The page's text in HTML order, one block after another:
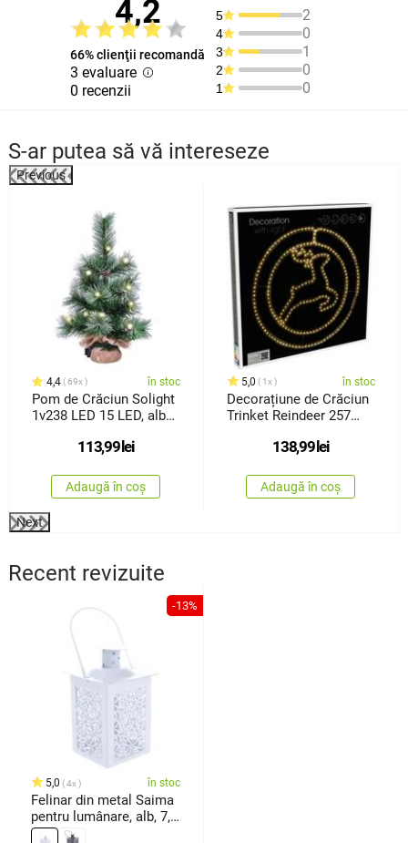
4,2
66% clienţii recomandă
3 evaluare
0 recenzii
5 2
4 0
3 1
2 0
1 0
S-ar putea să vă intereseze
Previous
4,4 69x în stoc
Pom de Crăciun Solight
1v238 LED 15 LED, alb
113,99 lei
Adaugă în coș
5,0 1x în stoc
Decorațiune de Crăciun
Trinket Reindeer 257
138,99 lei
Adaugă în coș
Next
Recent revizuite
-13%
5,0 4x în stoc
Felinar din metal Saima
pentru lumânare, alb, 7,5
x 12 x 7,5 cm